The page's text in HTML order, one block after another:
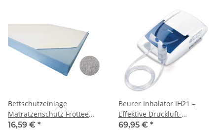
Bettschutzeinlage
Matratzenschutz Frottee
90x150 wasserdicht
16,59 € *
Beurer Inhalator IH21 –
Effektive Druckluft-
Inhalation für obere &
69,95 € *